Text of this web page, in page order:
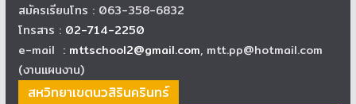
สมัครเรียนโทร : 063-358-6832
โทรสาร : 02-714-2250
e-mail : mttschool2@gmail.com, mtt.pp@hotmail.com
(งานแผนงาน)
สหวิทยาเขตนวสิรินครินทร์